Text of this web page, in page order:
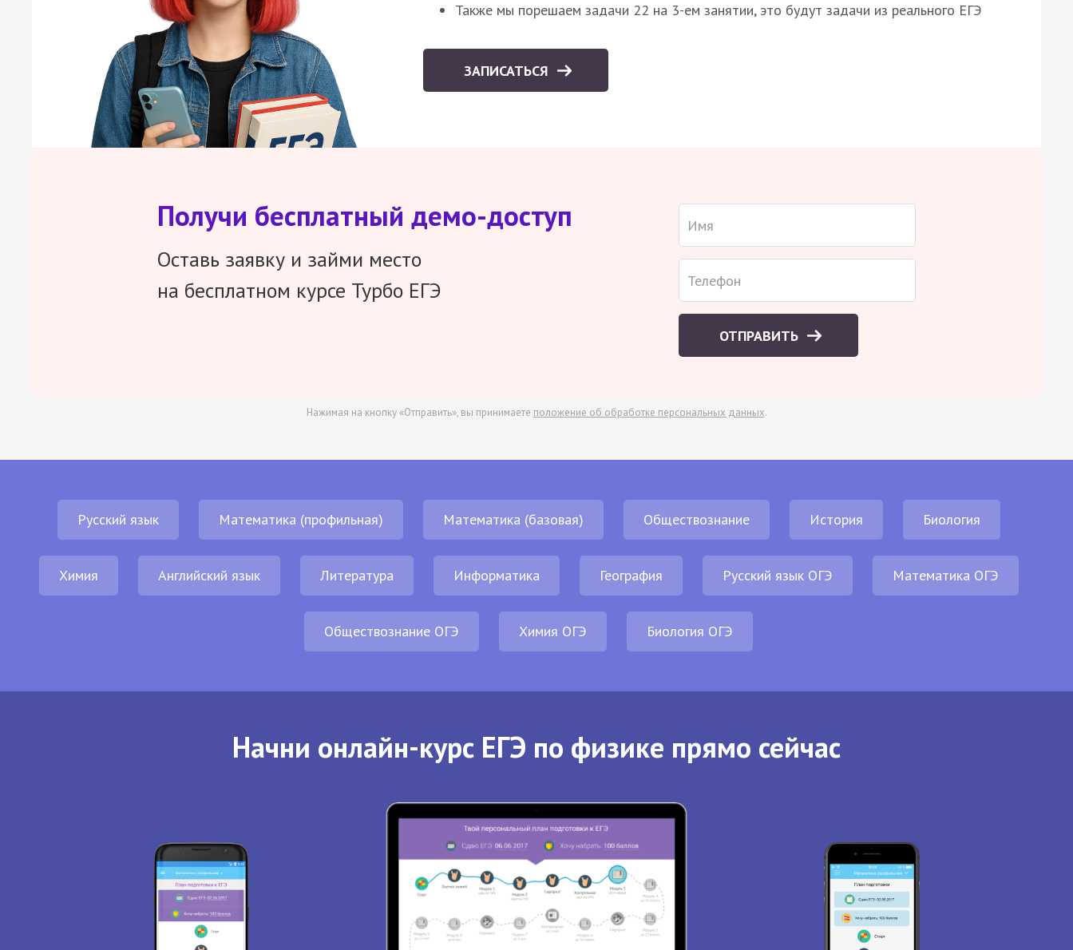
Также мы порешаем задачи 22 на 3-ем занятии, это будут задачи из реального ЕГЭ
ЗАПИСАТЬСЯ
Получи бесплатный демо-доступ
Оставь заявку и займи место
на бесплатном курсе Турбо ЕГЭ
ОТПРАВИТЬ
Нажимая на кнопку «Отправить», вы принимаете положение об обработке персональных данных.
Русский язык Математика (профильная) Математика (базовая) Обществознание История Биология
Химия Английский язык Литература Информатика География Русский язык ОГЭ Математика ОГЭ
Обществознание ОГЭ Химия ОГЭ Биология ОГЭ
Начни онлайн-курс ЕГЭ по физике прямо сейчас